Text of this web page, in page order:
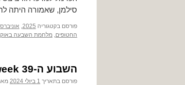
סילמן, שאמורה היתה
פורסם בקטגוריה 2025
,
החטופים, מלחמת השבעה
השבוע ה-39 week
פורסם בתאריך 1 ביולי 2024